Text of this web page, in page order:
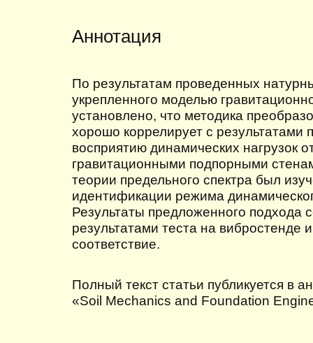
Аннотация
По результатам проведенных
укрепленного моделью
установлено, что методика
хорошо коррелирует с
восприятию динамических нагрузок
гравитационными подпорными
теории предельного спектра был
идентификации режима
Результаты предложенного подхода
результатами теста на
соответствие.
Полный текст статьи публикуется в
«Soil Mechanics and Foundation